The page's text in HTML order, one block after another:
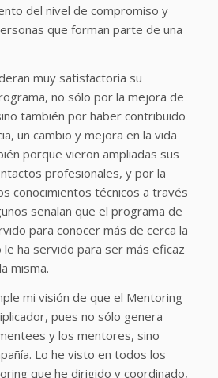
del nivel de compromiso y
que forman parte de una
muy satisfactoria su
no sólo por la mejora de
también por haber contribuido
un cambio y mejora en la vida
porque vieron ampliadas sus
profesionales, y por la
conocimientos técnicos a través
señalan que el programa de
para conocer más de cerca la
ha servido para ser más eficaz
misma.
mi visión de que el Mentoring
pues no sólo genera
y los mentores, sino
Lo he visto en todos los
que he dirigido y coordinado,